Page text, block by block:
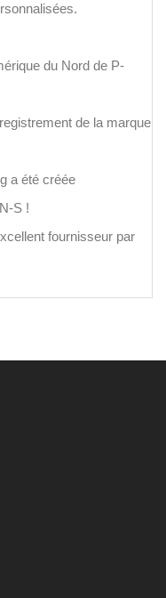
du Nord de P-
de la marque
a été créée
S !
fournisseur par